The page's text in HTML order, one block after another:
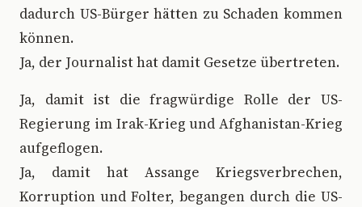
dadurch US-Bürger hätten zu Schaden kommen
können.
Ja, der Journalist hat damit Gesetze übertreten.
Ja, damit ist die fragwürdige Rolle der US-
Regierung im Irak-Krieg und Afghanistan-Krieg
aufgeflogen.
Ja, damit hat Assange Kriegsverbrechen,
Korruption und Folter, begangen durch die US-